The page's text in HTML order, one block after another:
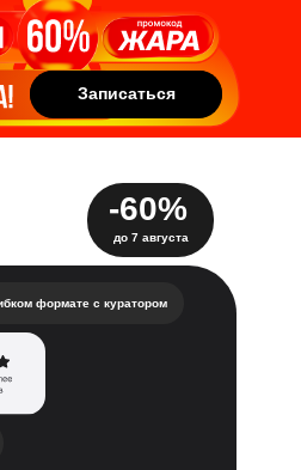
Записаться
Записаться
формате с куратором
-60%
до 7 августа